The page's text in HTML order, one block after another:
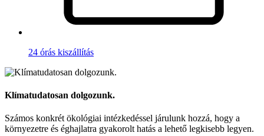
24 órás kiszállítás
Klímatudatosan dolgozunk.
Számos konkrét ökológiai intézkedéssel járulunk hozzá, hogy a
környezetre és éghajlatra gyakorolt hatás a lehető legkisebb legyen.